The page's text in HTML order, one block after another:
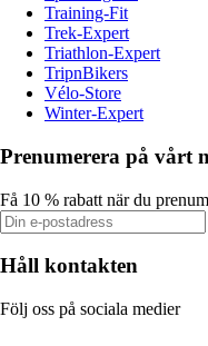
Training-Fit
Trek-Expert
Triathlon-Expert
TripnBikers
Vélo-Store
Winter-Expert
Prenumerera på vårt
Få 10 % rabatt när du
Håll kontakten
Följ oss på sociala medier